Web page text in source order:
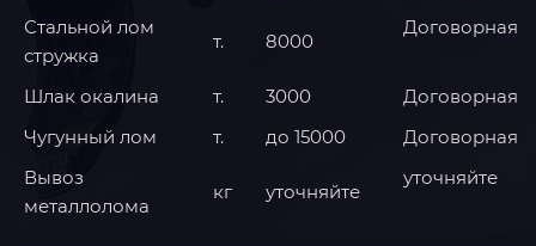
Стальной лом
стружка
т. 8000
Договорная
Шлак окалина т. 3000
Договорная
Чугунный лом
т. до 15000
Договорная
Вывоз
металлолома
кг уточняйте
уточняйте